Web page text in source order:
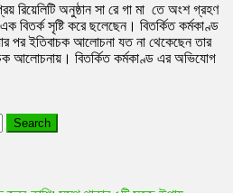
আপনি
আর
কত
নিচে
অনুষ্ঠান সা রে গা মা তে অংশ গ্রহণ
বিতর্ক সৃষ্টি করে ছলেছেন। বিতর্কিত কর্মকাণ্ড
পর ইতিবাচক আলোচনা যত না থেকেছেন তার
আলোচনায়। বিতর্কিত কর্মকাণ্ড এর অভিযোগ